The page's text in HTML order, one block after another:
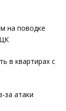
на поводке
в квартирах с
за атаки